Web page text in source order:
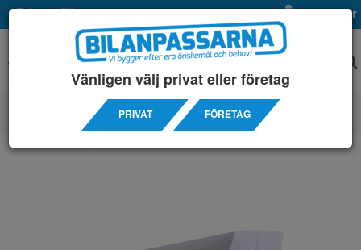
Privat Företag Mina sidor
SERVICEINREDNINGAR/ VOLKSWAGEN/ T6 3000
Vänligen välj privat eller företag
PRIVAT FÖRETAG